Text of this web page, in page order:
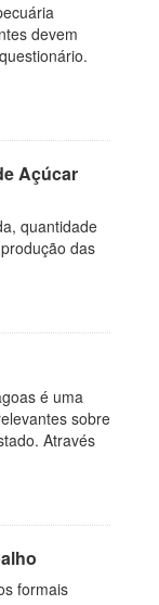
devem
Açúcar
quantidade
das
é uma
sobre
Através
formais